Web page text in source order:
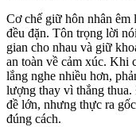
Cơ chế giữ hôn nhân êm
đều đặn. Tôn trọng lời
gian cho nhau và giữ
an toàn về cảm xúc. Khi
lắng nghe nhiều hơn,
lượng thay vì thắng
đề lớn, nhưng thực ra
đúng cách.